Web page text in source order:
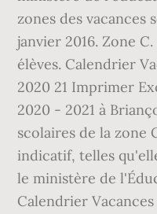
zones des vacances
janvier 2016. Zone
élèves. Calendrier
2020 21 Imprimer
2020 - 2021 à
scolaires de la zone
indicatif, telles
le ministère de
Calendrier